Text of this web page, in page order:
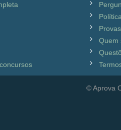
Provas
Quem
© Aprova